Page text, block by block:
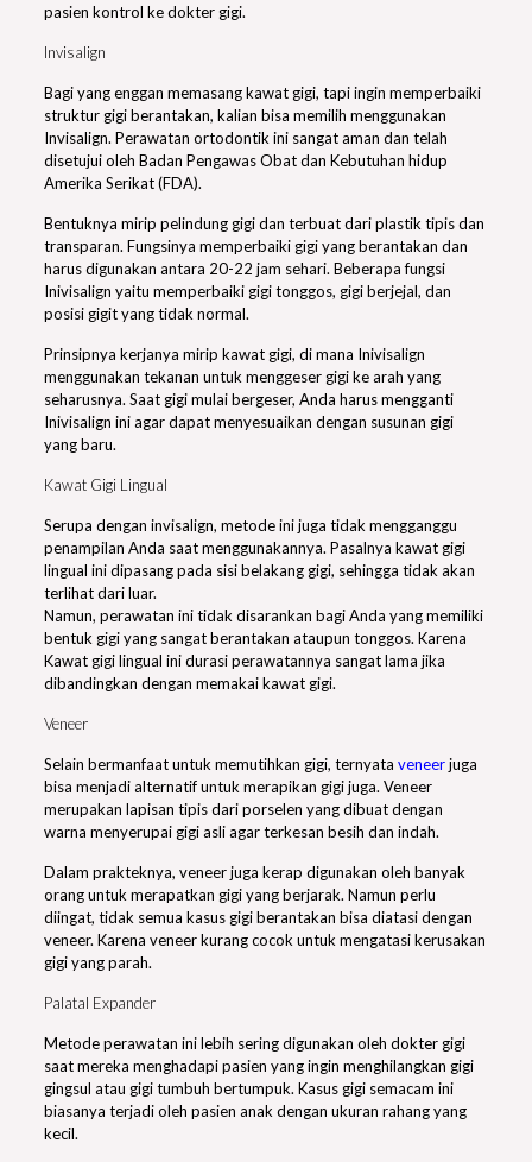
pasien kontrol ke dokter gigi.
Invisalign
Bagi yang enggan memasang kawat gigi, tapi ingin memperbaiki
struktur gigi berantakan, kalian bisa memilih menggunakan
Invisalign. Perawatan ortodontik ini sangat aman dan telah
disetujui oleh Badan Pengawas Obat dan Kebutuhan hidup
Amerika Serikat (FDA).
Bentuknya mirip pelindung gigi dan terbuat dari plastik tipis dan
transparan. Fungsinya memperbaiki gigi yang berantakan dan
harus digunakan antara 20-22 jam sehari. Beberapa fungsi
Inivisalign yaitu memperbaiki gigi tonggos, gigi berjejal, dan
posisi gigit yang tidak normal.
Prinsipnya kerjanya mirip kawat gigi, di mana Inivisalign
menggunakan tekanan untuk menggeser gigi ke arah yang
seharusnya. Saat gigi mulai bergeser, Anda harus mengganti
Inivisalign ini agar dapat menyesuaikan dengan susunan gigi
yang baru.
Kawat Gigi Lingual
Serupa dengan invisalign, metode ini juga tidak mengganggu
penampilan Anda saat menggunakannya. Pasalnya kawat gigi
lingual ini dipasang pada sisi belakang gigi, sehingga tidak akan
terlihat dari luar.
Namun, perawatan ini tidak disarankan bagi Anda yang memiliki
bentuk gigi yang sangat berantakan ataupun tonggos. Karena
Kawat gigi lingual ini durasi perawatannya sangat lama jika
dibandingkan dengan memakai kawat gigi.
Veneer
Selain bermanfaat untuk memutihkan gigi, ternyataveneerjuga
bisa menjadi alternatif untuk merapikan gigi juga. Veneer
merupakan lapisan tipis dari porselen yang dibuat dengan
warna menyerupai gigi asli agar terkesan besih dan indah.
Dalam prakteknya, veneer juga kerap digunakan oleh banyak
orang untuk merapatkan gigi yang berjarak. Namun perlu
diingat, tidak semua kasus gigi berantakan bisa diatasi dengan
veneer. Karena veneer kurang cocok untuk mengatasi kerusakan
gigi yang parah.
Palatal Expander
Metode perawatan ini lebih sering digunakan oleh dokter gigi
saat mereka menghadapi pasien yang ingin menghilangkan gigi
gingsul atau gigi tumbuh bertumpuk. Kasus gigi semacam ini
biasanya terjadi oleh pasien anak dengan ukuran rahang yang
kecil.